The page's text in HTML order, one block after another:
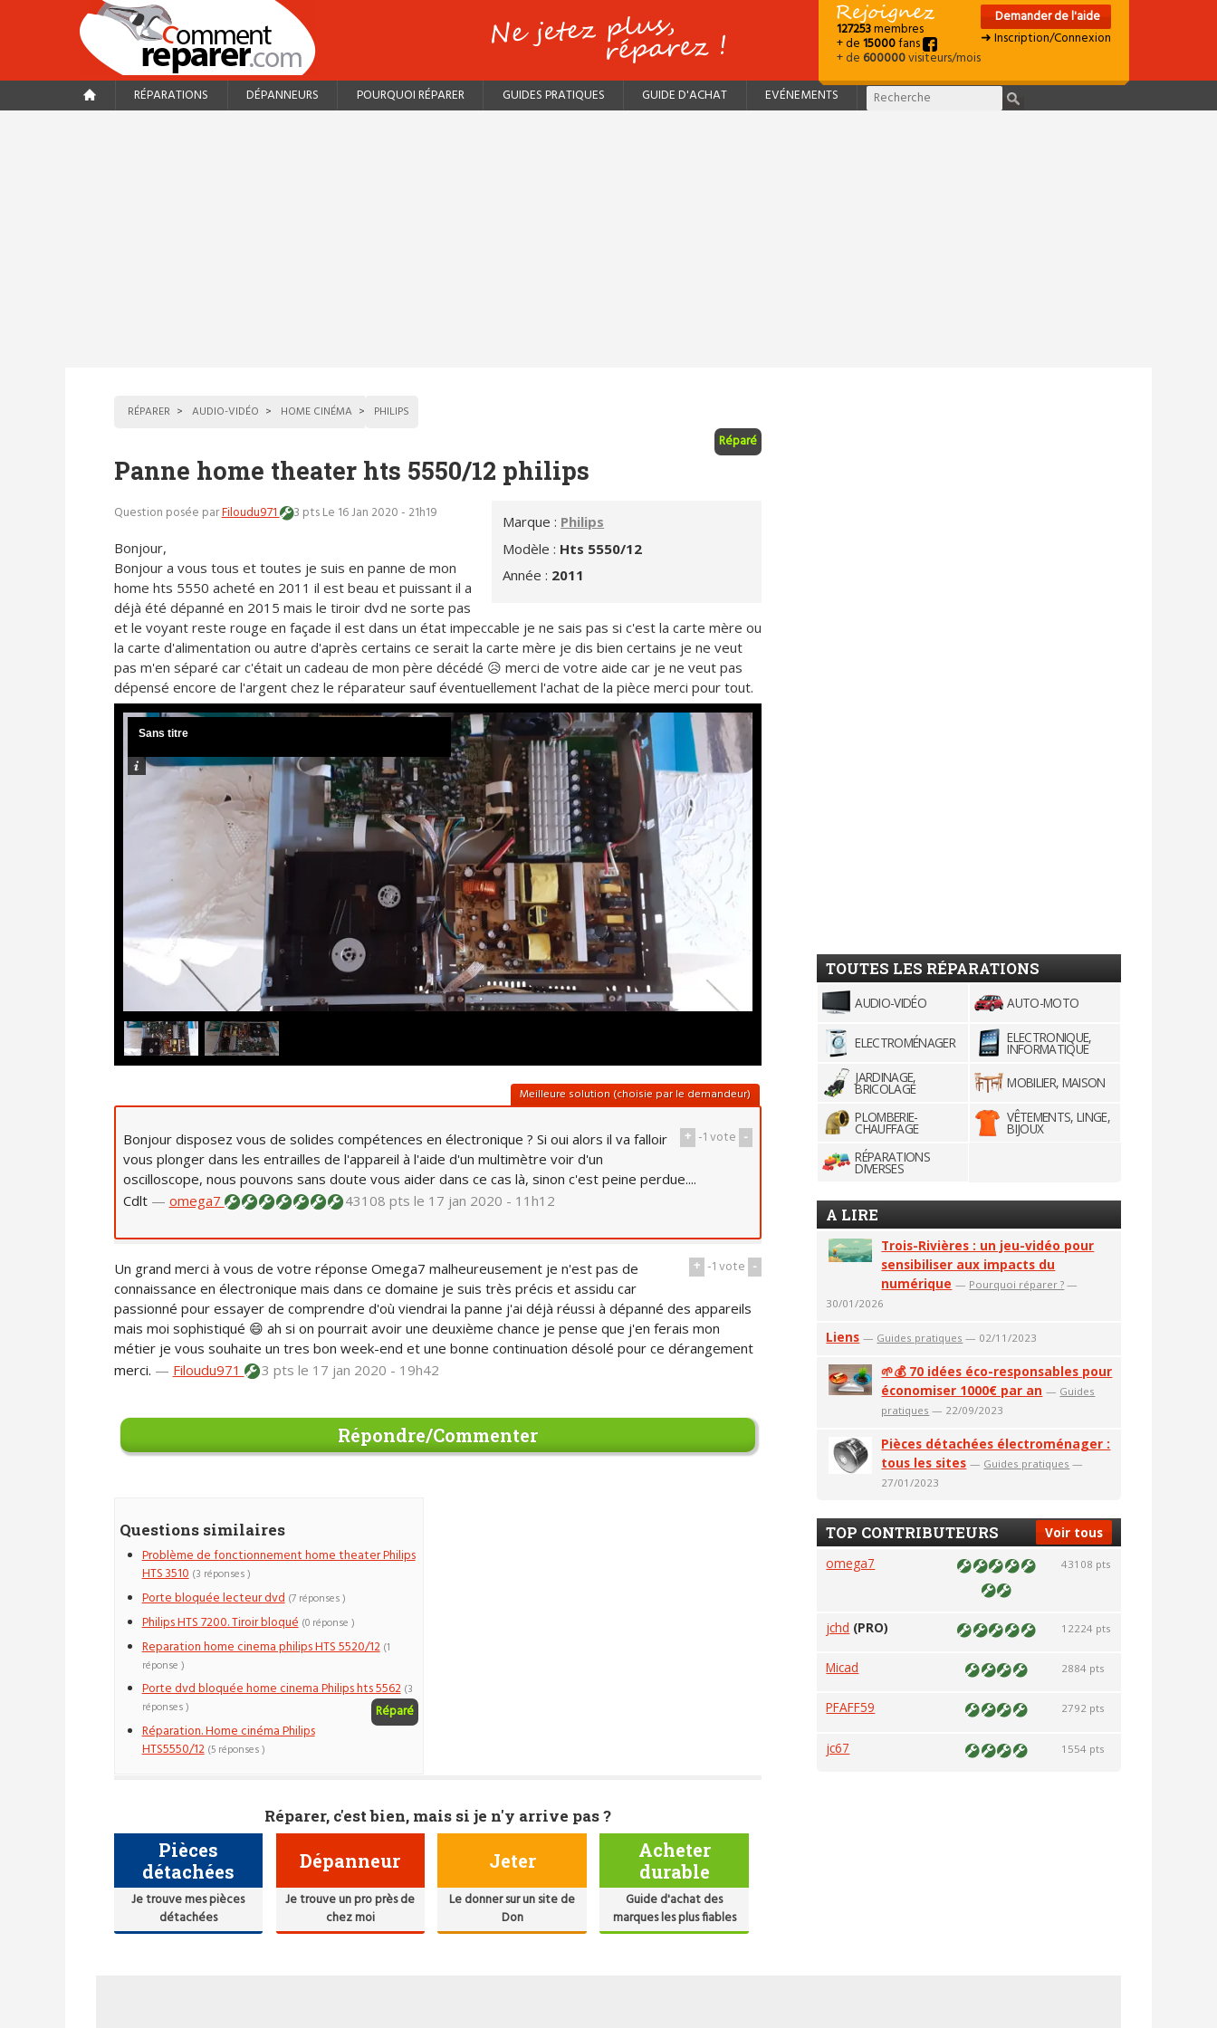
127253membres
+ de15000fans
+ de600000visiteurs/mois
Demander de l'aide
➜ Inscription/Connexion
RÉPARATIONS DÉPANNEURS POURQUOI RÉPARER GUIDES PRATIQUES GUIDE D'ACHAT EVÉNEMENTS
RÉPARER AUDIO-VIDÉO HOME CINÉMA PHILIPS
Réparé
Panne home theater hts 5550/12 philips
Marque : Philips
Modèle : Hts 5550/12
Année : 2011
Question posée parFiloudu971 3 ptsLe 16 Jan 2020 - 21h19
Bonjour,
Bonjour a vous tous et toutes je suis en panne de mon
home hts 5550 acheté en 2011 il est beau et puissant il a
déjà été dépanné en 2015 mais le tiroir dvd ne sorte pas
et le voyant reste rouge en façade il est dans un état impeccable je ne sais pas si c'est la carte mère ou
la carte d'alimentation ou autre d'après certains ce serait la carte mère je dis bien certains je ne veut
pas m'en séparé car c'était un cadeau de mon père décédé 😥 merci de votre aide car je ne veut pas
dépensé encore de l'argent chez le réparateur sauf éventuellement l'achat de la pièce merci pour tout.
Sans titre
Meilleure solution (choisie par le demandeur)
+ -1vote -
Bonjour disposez vous de solides compétences en électronique ? Si oui alors il va falloir
vous plonger dans les entrailles de l'appareil à l'aide d'un multimètre voir d'un
oscilloscope, nous pouvons sans doute vous aider dans ce cas là, sinon c'est peine perdue....
Cdlt — omega7 43108 pts le 17 jan 2020 - 11h12
+ -1vote -
Un grand merci à vous de votre réponse Omega7 malheureusement je n'est pas de
connaissance en électronique mais dans ce domaine je suis très précis et assidu car
passionné pour essayer de comprendre d'où viendrai la panne j'ai déjà réussi à dépanné des appareils
mais moi sophistiqué 😄 ah si on pourrait avoir une deuxième chance je pense que j'en ferais mon
métier je vous souhaite un tres bon week-end et une bonne continuation désolé pour ce dérangement
merci. — Filoudu971 3 pts le 17 jan 2020 - 19h42
Répondre/Commenter
Questions similaires
Problème de fonctionnement home theater Philips
HTS 3510 (3 réponses )
Porte bloquée lecteur dvd (7 réponses )
Philips HTS 7200. Tiroir bloqué (0 réponse )
Reparation home cinema philips HTS 5520/12 (1
réponse )
Porte dvd bloquée home cinema Philips hts 5562
Réparé
(3
réponses )
Réparation. Home cinéma Philips
HTS5550/12 (5 réponses )
Réparer, c'est bien, mais si je n'y arrive pas ?
Pièces
détachées
Je trouve mes pièces
détachées
Dépanneur
Je trouve un pro près de
chez moi
Jeter
Le donner sur un site de
Don
Acheter
durable
Guide d'achat des
marques les plus fiables
TOUTES LES RÉPARATIONS
AUDIO-VIDÉO AUTO-MOTO
ELECTROMÉNAGER ELECTRONIQUE,
INFORMATIQUE
JARDINAGE,
BRICOLAGE
MOBILIER, MAISON
PLOMBERIE-
CHAUFFAGE
VÊTEMENTS, LINGE,
BIJOUX
RÉPARATIONS
DIVERSES
A LIRE
Trois-Rivières : un jeu-vidéo pour
sensibiliser aux impacts du
numérique — Pourquoi réparer ? —
30/01/2026
Liens — Guides pratiques — 02/11/2023
🌱💰 70 idées éco-responsables pour
économiser 1000€ par an — Guides
pratiques — 22/09/2023
Pièces détachées électroménager :
tous les sites — Guides pratiques —
27/01/2023
Voir tous
TOP CONTRIBUTEURS
omega7 43108 pts
jchd (PRO) 12224 pts
Micad 2884 pts
PFAFF59 2792 pts
jc67 1554 pts